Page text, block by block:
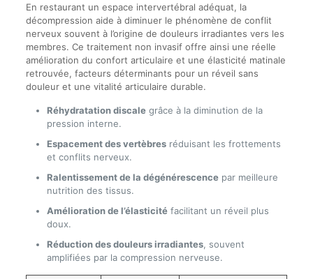
En restaurant un espace intervertébral adéquat, la
décompression aide à diminuer le phénomène de conflit
nerveux souvent à l’origine de douleurs irradiantes vers les
membres. Ce traitement non invasif offre ainsi une réelle
amélioration du confort articulaire et une élasticité matinale
retrouvée, facteurs déterminants pour un réveil sans
douleur et une vitalité articulaire durable.
Réhydratation discalegrâce à la diminution de la
pression interne.
Espacement des vertèbresréduisant les frottements
et conflits nerveux.
Ralentissement de la dégénérescencepar meilleure
nutrition des tissus.
Amélioration de l’élasticitéfacilitant un réveil plus
doux.
Réduction des douleurs irradiantes, souvent
amplifiées par la compression nerveuse.